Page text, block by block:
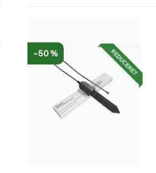
REDUCERET
-50 %